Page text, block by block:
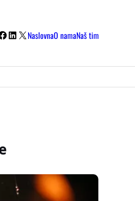
LinkedIn
X NaslovnaO namaNaš tim